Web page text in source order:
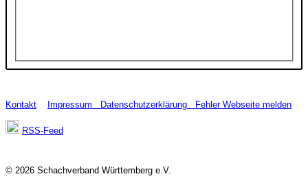
Kontakt Impressum Datenschutzerklärung Fehler Webseite melden
RSS-Feed
© 2026 Schachverband Württemberg e.V.